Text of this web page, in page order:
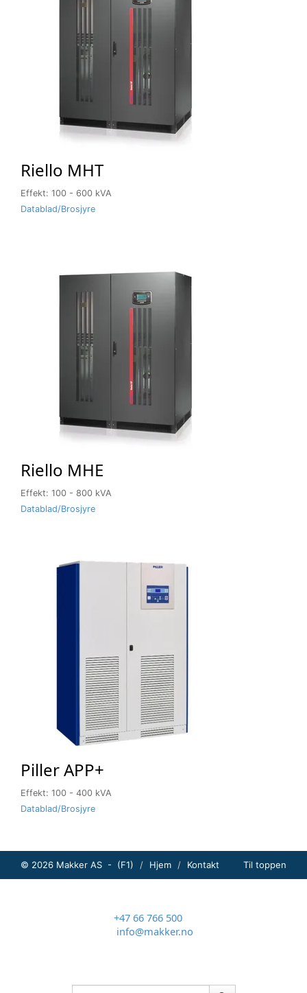
Riello MHT
Effekt: 100 - 600 kVA
Datablad/Brosjyre
Riello MHE
Effekt: 100 - 800 kVA
Datablad/Brosjyre
Piller APP+
Effekt: 100 - 400 kVA
Datablad/Brosjyre
© 2026 Makker AS - (F1) Hjem Kontakt Til toppen
+47 66 766 500
info@makker.no